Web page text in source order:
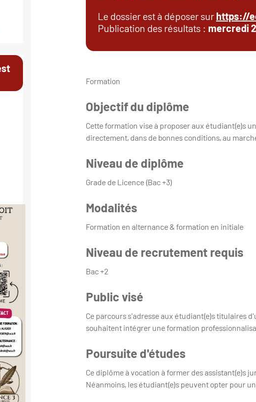
Le dossier est à déposer sur https://
Publication des résultats : mercredi
Formation
Objectif du diplôme
Cette formation vise à proposer aux étudiant(e)s
directement, dans de bonnes conditions, au
Niveau de diplôme
Grade de Licence (Bac +3)
Modalités
Formation en alternance & formation en initiale
Niveau de recrutement requis
Bac +2
Public visé
Ce parcours s'adresse aux étudiant(e)s titulaires
souhaitent intégrer une formation
Poursuite d'études
Ce diplôme à vocation à former des assistant(e)s
Néanmoins, les étudiant(e)s peuvent opter pour